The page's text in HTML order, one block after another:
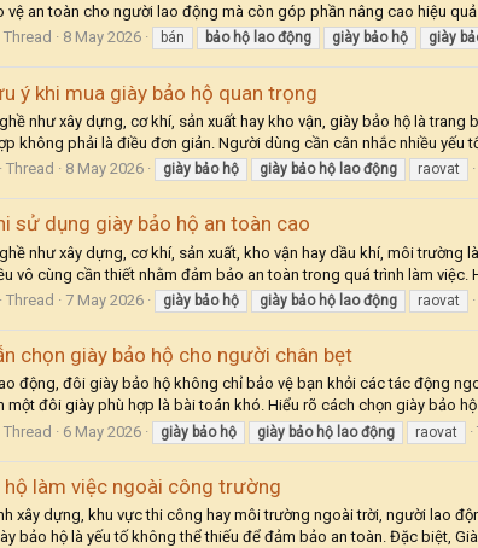
vệ an toàn cho người lao động mà còn góp phần nâng cao hiệu quả
Thread 8 May 2026 bán bảo hộ lao động giày bảo hộ giày
ý khi mua giày bảo hộ quan trọng
như xây dựng, cơ khí, sản xuất hay kho vận, giày bảo hộ là
không phải là điều đơn giản. Người dùng cần cân nhắc nhiều yếu tố
Thread 8 May 2026 giày bảo hộ giày bảo hộ lao động raovat
sử dụng giày bảo hộ an toàn cao
như xây dựng, cơ khí, sản xuất, kho vận hay dầu khí, môi
vô cùng cần thiết nhằm đảm bảo an toàn trong quá trình làm việc.
Thread 7 May 2026 giày bảo hộ giày bảo hộ lao động raovat
chọn giày bảo hộ cho người chân bẹt
động, đôi giày bảo hộ không chỉ bảo vệ bạn khỏi các tác động
một đôi giày phù hợp là bài toán khó. Hiểu rõ cách chọn giày bảo
Thread 6 May 2026 giày bảo hộ giày bảo hộ lao động raovat
hộ làm việc ngoài công trường
xây dựng, khu vực thi công hay môi trường ngoài trời, người lao
bảo hộ là yếu tố không thể thiếu để đảm bảo an toàn. Đặc biệt,